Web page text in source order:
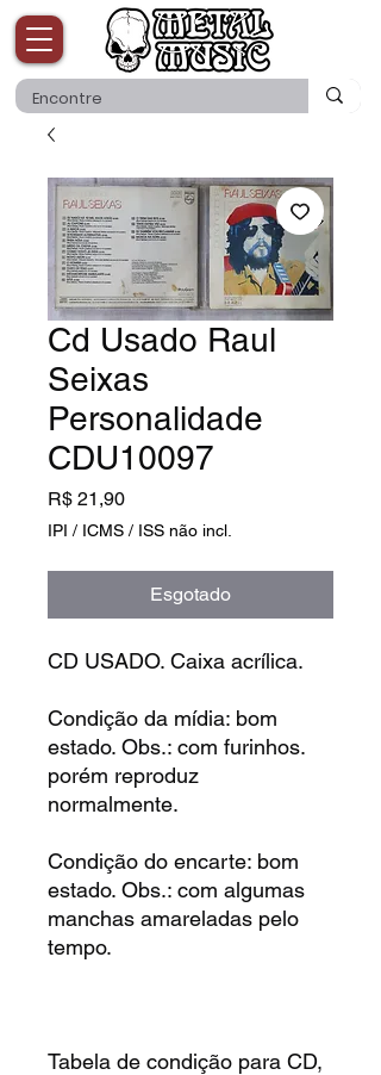
Cd Usado Raul
Seixas
Personalidade
CDU10097
R$ 21,90Preço
IPI / ICMS / ISS não incl.
Esgotado
CD USADO. Caixa acrílica.
Condição da mídia: bom
estado. Obs.: com furinhos.
porém reproduz
normalmente.
Condição do encarte: bom
estado. Obs.: com algumas
manchas amareladas pelo
tempo.
Tabela de condição para CD,